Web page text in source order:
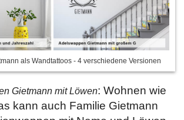
als Wandtattoos - 4 verschiedene Versionen
Gietmann mit Löwen: Wohnen wie
kann auch Familie Gietmann